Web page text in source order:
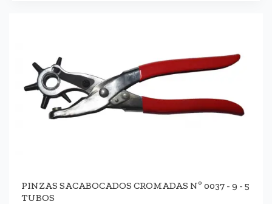
PINZAS SACABOCADOS CROMADAS Nº 0037 - 9 - 5
TUBOS